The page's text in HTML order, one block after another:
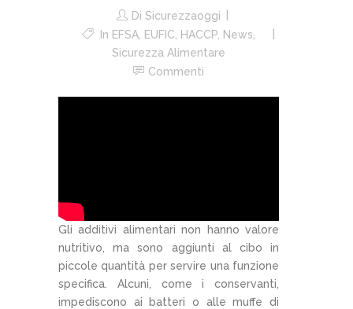
Di Sicurezzaoggi
In EFSA, EUFIC HACCP, News
Sicurezza Alimentare
Commenti
Gli additivi alimentari non hanno valore
nutritivo, ma sono aggiunti al cibo in
piccole quantità per servire una funzione
specifica. Alcuni, come i conservanti,
impediscono ai batteri o alle muffe di